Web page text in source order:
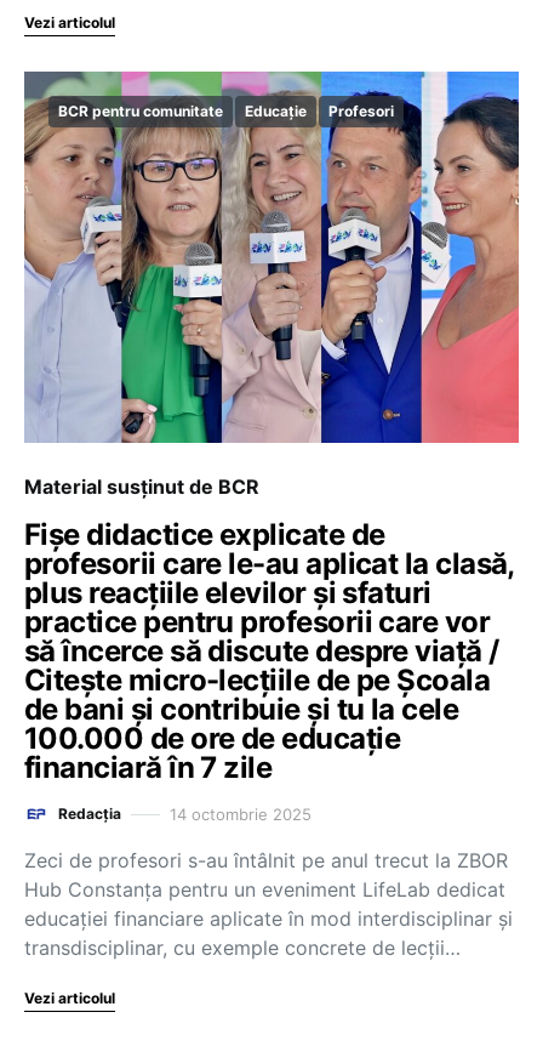
Vezi articolul
BCR pentru comunitate Educație Profesori
Material susținut de BCR
Fișe didactice explicate de
profesorii care le-au aplicat la clasă,
plus reacțiile elevilor și sfaturi
practice pentru profesorii care vor
să încerce să discute despre viață /
Citește micro-lecțiile de pe Școala
de bani și contribuie și tu la cele
100.000 de ore de educație
financiară în 7 zile
Redacția 14 octombrie 2025
Zeci de profesori s-au întâlnit pe anul trecut la ZBOR
Hub Constanța pentru un eveniment LifeLab dedicat
educației financiare aplicate în mod interdisciplinar și
transdisciplinar, cu exemple concrete de lecții…
Vezi articolul